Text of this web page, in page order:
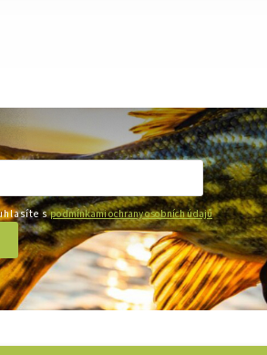
spodmínkami ochrany osobních údajů